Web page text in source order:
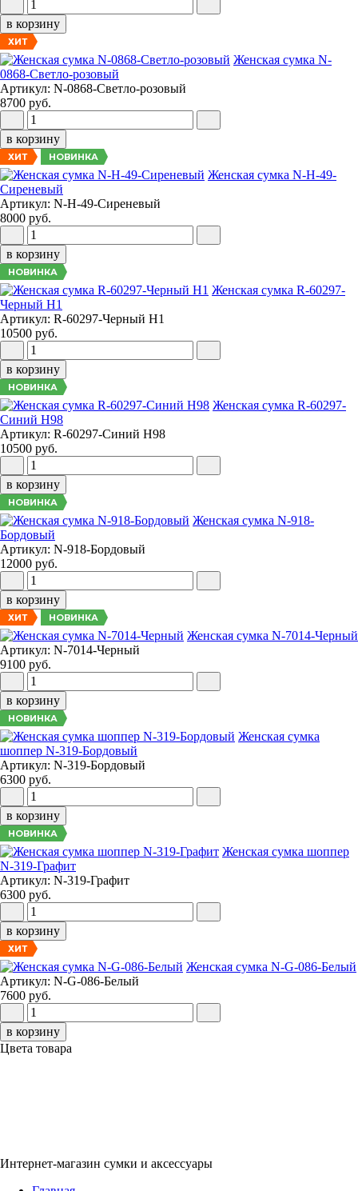
в корзину
ХИТ
Женская сумка N-
0868-Светло-розовый
Артикул: N-0868-Светло-розовый
8700 руб.
в корзину
ХИТ НОВИНКА
Женская сумка N-H-49-
Сиреневый
Артикул: N-H-49-Сиреневый
8000 руб.
в корзину
НОВИНКА
Женская сумка R-60297-
Черный Н1
Артикул: R-60297-Черный Н1
10500 руб.
в корзину
НОВИНКА
Женская сумка R-60297-
Синий Н98
Артикул: R-60297-Синий Н98
10500 руб.
в корзину
НОВИНКА
Женская сумка N-918-
Бордовый
Артикул: N-918-Бордовый
12000 руб.
в корзину
ХИТ НОВИНКА
Женская сумка N-7014-Черный
Артикул: N-7014-Черный
9100 руб.
в корзину
НОВИНКА
Женская сумка
шоппер N-319-Бордовый
Артикул: N-319-Бордовый
6300 руб.
в корзину
НОВИНКА
Женская сумка шоппер
N-319-Графит
Артикул: N-319-Графит
6300 руб.
в корзину
ХИТ
Женская сумка N-G-086-Белый
Артикул: N-G-086-Белый
7600 руб.
в корзину
Цвета товара
Интернет-магазин сумки и аксессуары